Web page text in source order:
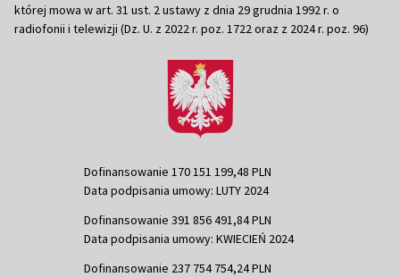
której mowa w art. 31 ust. 2 ustawy z dnia 29 grudnia 1992 r. o
radiofonii i telewizji (Dz. U. z 2022 r. poz. 1722 oraz z 2024 r. poz. 96)
Dofinansowanie 170 151 199,48 PLN
Data podpisania umowy: LUTY 2024
Dofinansowanie 391 856 491,84 PLN
Data podpisania umowy: KWIECIEŃ 2024
Dofinansowanie 237 754 754,24 PLN